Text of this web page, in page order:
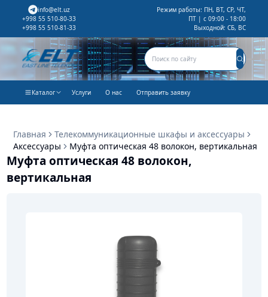
info@elt.uz
+998 55 510-80-33
+998 55 510-81-33
Режим работы: ПН, ВТ, СР, ЧТ,
ПТ | с 09:00 - 18:00
Выходной: СБ, ВС
Каталог Услуги О нас Отправить заявку
Главная
Телекоммуникационные шкафы и аксессуары
Аксессуары
Муфта оптическая 48 волокон, вертикальная
Муфта оптическая 48 волокон,
вертикальная